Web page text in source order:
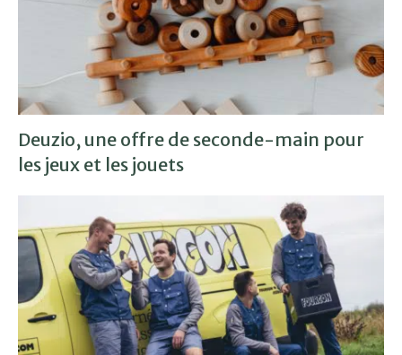
Deuzio, une offre de seconde-main pour
les jeux et les jouets